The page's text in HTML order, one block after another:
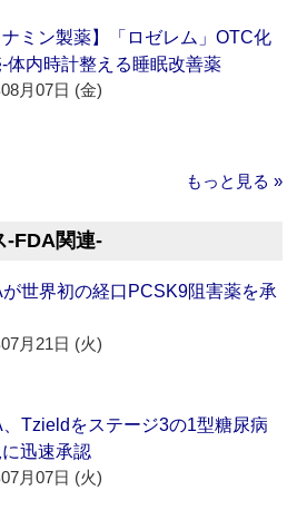
ナミン製薬】「ロゼレム」OTC化
‐体内時計整える睡眠改善薬
月07日 (金)
もっと見る »
関連‐
世界初の経口PCSK9阻害薬を承
月21日 (火)
Tzieldをステージ3の1型糖尿病
迅速承認
月07日 (火)